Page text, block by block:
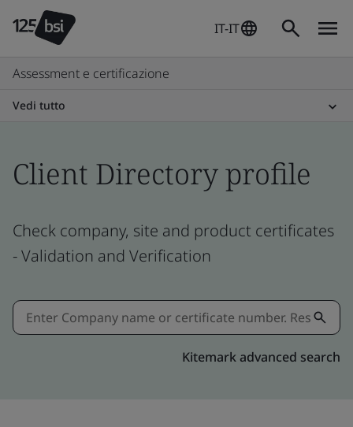
IT-IT
Assessment e certificazione
Vedi tutto
Client Directory profile
Check company, site and product certificates
- Validation and Verification
Kitemark advanced search